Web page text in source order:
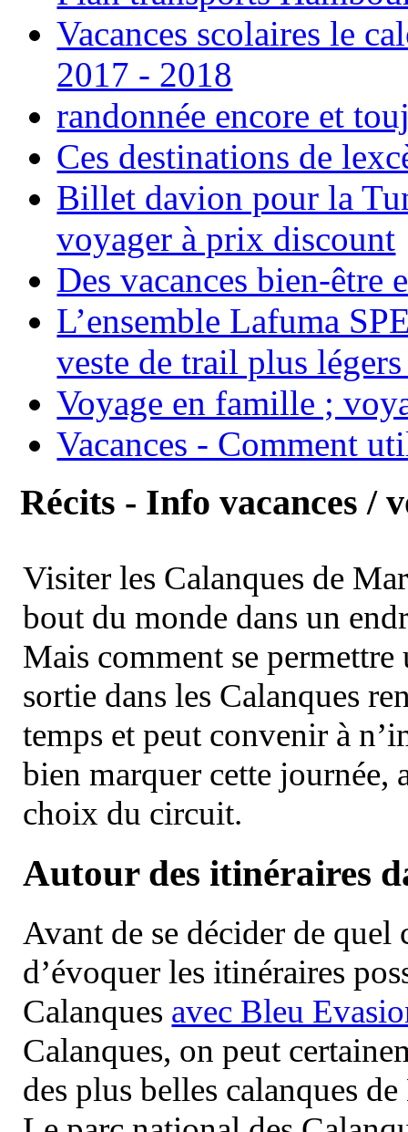
Vacances scolaires le
2017 - 2018
randonnée encore et
Ces destinations de
Billet davion pour la
voyager à prix discount
Des vacances bien-être
L’ensemble Lafuma
veste de trail plus
Voyage en famille ;
Vacances - Comment
Récits - Info vacances /
Visiter les Calanques de
bout du monde dans un
Mais comment se permettre
sortie dans les Calanques
temps et peut convenir à
bien marquer cette journée,
choix du circuit.
Autour des itinéraires
Avant de se décider de
d’évoquer les itinéraires
Calanques avec Bleu
Calanques, on peut
des plus belles calanques